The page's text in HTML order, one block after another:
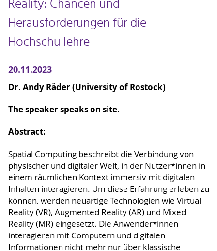
Reality: Chancen und
Herausforderungen für die
Hochschullehre
20.11.2023
Dr. Andy Räder (University of Rostock)
The speaker speaks on site.
Abstract:
Spatial Computing beschreibt die Verbindung von
physischer und digitaler Welt, in der Nutzer*innen in
einem räumlichen Kontext immersiv mit digitalen
Inhalten interagieren. Um diese Erfahrung erleben zu
können, werden neuartige Technologien wie Virtual
Reality (VR), Augmented Reality (AR) und Mixed
Reality (MR) eingesetzt. Die Anwender*innen
interagieren mit Computern und digitalen
Informationen nicht mehr nur über klassische